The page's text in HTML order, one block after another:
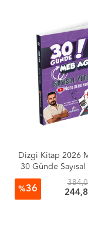
Dizgi Kitap 2026
30 Günde Sayısal
Video Ders Notları
Güler
%36